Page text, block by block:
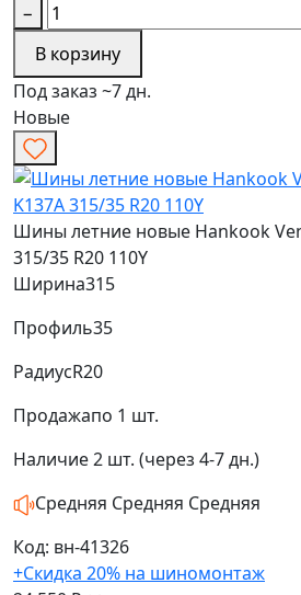
−
В корзину
Под заказ ~7 дн.
Новые
Шины летние новые Hankook
315/35 R20 110Y
Ширина315
Профиль35
РадиусR20
Продажапо 1 шт.
Наличие2 шт. (через 4-7 дн.)
Средняя Средняя Средняя
Код: вн-41326
+Скидка 20% на шиномонтаж